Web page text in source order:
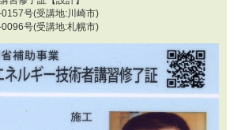
号(受講地:川崎市)
号(受講地:札幌市)